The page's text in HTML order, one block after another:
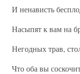
И ненависть
Насыпят к вам на
Негодных трав,
Что оба вы